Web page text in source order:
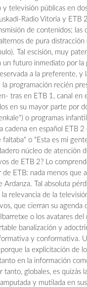
televisión públicas en
Radio Vitoria y
de contenidos; las
de pura
Tal escisión, muy
un futuro inmediato por
a la preferente, y
programación recién
tras en ETB 1, canal en
en su mayor parte por
o programas
cadena en español ETB
o "Esta es mi
núcleo de atención
de ETB 2? Lo
ETB: nada menos que
Tal absoluta
relevancia de la
que cierran su
o los avatares
banalización y
y conformativa.
la explicitación de
en la información
tanto, globales, es quizás
y mutilada en